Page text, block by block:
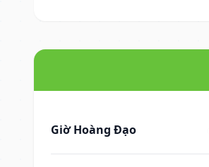
Giờ Hoàng Đạo